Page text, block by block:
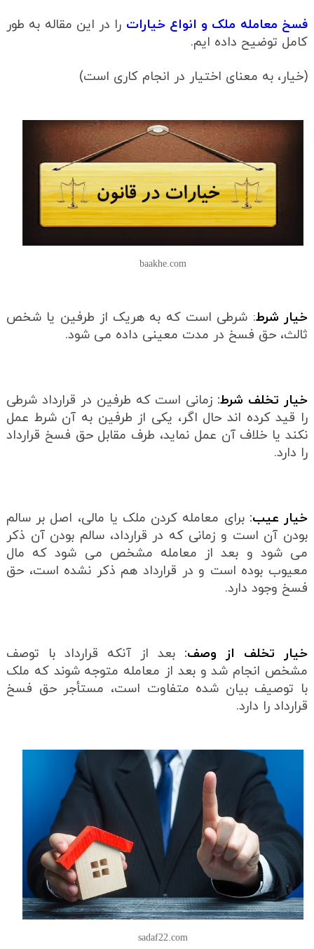
فسخ معامله ملک و انواع خیارات را در این مقاله به طور
کامل توضیح داده ایم.
(خیار، به معنای اختیار در انجام کاری است)
baakhe.com
خیار شرط: شرطی است که به هریک از طرفین یا شخص
ثالث، حق فسخ در مدت معینی داده می شود.
خیار تخلف شرط: زمانی است که طرفین در قرارداد شرطی
را قید کرده اند حال اگر، یکی از طرفین به آن شرط عمل
نکند یا خلاف آن عمل نماید، طرف مقابل حق فسخ قرارداد
را دارد.
خیار عیب: برای معامله کردن ملک یا مالی، اصل بر سالم
بودن آن است و زمانی که در قرارداد، سالم بودن آن ذکر
می شود و بعد از معامله مشخص می شود که مال
معیوب بوده است و در قرارداد هم ذکر نشده است، حق
فسخ وجود دارد.
خیار تخلف از وصف: بعد از آنکه قرارداد با توصف
مشخص انجام شد و بعد از معامله متوجه شوند که ملک
با توصیف بیان شده متفاوت است، مستأجر حق فسخ
قرارداد را دارد.
sadaf22.com